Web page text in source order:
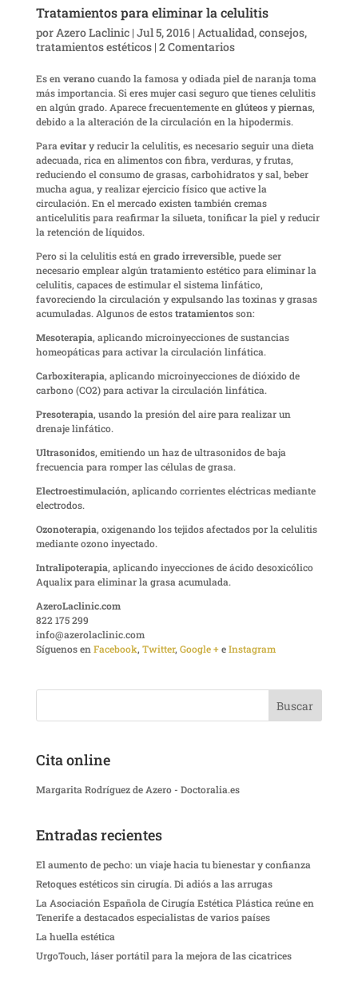
Tratamientos para eliminar la celulitis
porAzero Laclinic| Jul 5, 2016| Actualidad,consejos,
tratamientos estéticos| 2 Comentarios
Es en veranocuando la famosa y odiada piel de naranja toma
más importancia. Si eres mujer casi seguro que tienes celulitis
en algún grado. Aparece frecuentemente en glúteosypiernas,
debido a la alteración de la circulación en la hipodermis.
Para evitary reducir la celulitis, es necesario seguir una dieta
adecuada, rica en alimentos con fibra, verduras, y frutas,
reduciendo el consumo de grasas, carbohidratos y sal, beber
mucha agua, y realizar ejercicio físico que active la
circulación. En el mercado existen también cremas
anticelulitis para reafirmar la silueta, tonificar la piel y reducir
la retención de líquidos.
Pero si la celulitis está en grado irreversible, puede ser
necesario emplear algún tratamiento estético para eliminar la
celulitis, capaces de estimular el sistema linfático,
favoreciendo la circulación y expulsando las toxinas y grasas
acumuladas. Algunos de estostratamientosson:
Mesoterapia, aplicando microinyecciones de sustancias
homeopáticas para activar la circulación linfática.
Carboxiterapia, aplicando microinyecciones de dióxido de
carbono (CO2) para activar la circulación linfática.
Presoterapia, usando la presión del aire para realizar un
drenaje linfático.
Ultrasonidos, emitiendo un haz de ultrasonidos de baja
frecuencia para romper las células de grasa.
Electroestimulación, aplicando corrientes eléctricas mediante
electrodos.
Ozonoterapia, oxigenando los tejidos afectados por la celulitis
mediante ozono inyectado.
Intralipoterapia, aplicando inyecciones de ácido desoxicólico
Aqualix para eliminar la grasa acumulada.
AzeroLaclinic.com
822 175 299
info@azerolaclinic.com
Síguenos en Facebook, Twitter, Google +eInstagram
Cita online
Margarita Rodríguez de Azero - Doctoralia.es
Entradas recientes
El aumento de pecho: un viaje hacia tu bienestar y confianza
Retoques estéticos sin cirugía. Di adiós a las arrugas
La Asociación Española de Cirugía Estética Plástica reúne en
Tenerife a destacados especialistas de varios países
La huella estética
UrgoTouch, láser portátil para la mejora de las cicatrices